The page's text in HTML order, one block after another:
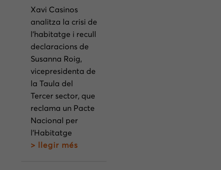
Xavi Casinos
analitza la crisi de
l’habitatge i recull
declaracions de
Susanna Roig,
vicepresidenta de
la Taula del
Tercer sector, que
reclama un Pacte
Nacional per
l’Habitatge
> llegir més